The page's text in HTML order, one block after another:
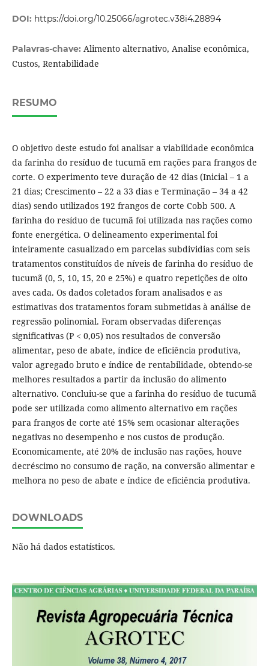
DOI: https://doi.org/10.25066/agrotec.v38i4.28894
Palavras-chave: Alimento alternativo, Analise econômica,
Custos, Rentabilidade
RESUMO
O objetivo deste estudo foi analisar a viabilidade econômica
da farinha do resíduo de tucumã em rações para frangos de
corte. O experimento teve duração de 42 dias (Inicial – 1 a
21 dias; Crescimento – 22 a 33 dias e Terminação – 34 a 42
dias) sendo utilizados 192 frangos de corte Cobb 500. A
farinha do resíduo de tucumã foi utilizada nas rações como
fonte energética. O delineamento experimental foi
inteiramente casualizado em parcelas subdividias com seis
tratamentos constituídos de níveis de farinha do resíduo de
tucumã (0, 5, 10, 15, 20 e 25%) e quatro repetições de oito
aves cada. Os dados coletados foram analisados e as
estimativas dos tratamentos foram submetidas à análise de
regressão polinomial. Foram observadas diferenças
significativas (P < 0,05) nos resultados de conversão
alimentar, peso de abate, índice de eficiência produtiva,
valor agregado bruto e índice de rentabilidade, obtendo-se
melhores resultados a partir da inclusão do alimento
alternativo. Concluiu-se que a farinha do resíduo de tucumã
pode ser utilizada como alimento alternativo em rações
para frangos de corte até 15% sem ocasionar alterações
negativas no desempenho e nos custos de produção.
Economicamente, até 20% de inclusão nas rações, houve
decréscimo no consumo de ração, na conversão alimentar e
melhora no peso de abate e índice de eficiência produtiva.
DOWNLOADS
Não há dados estatísticos.